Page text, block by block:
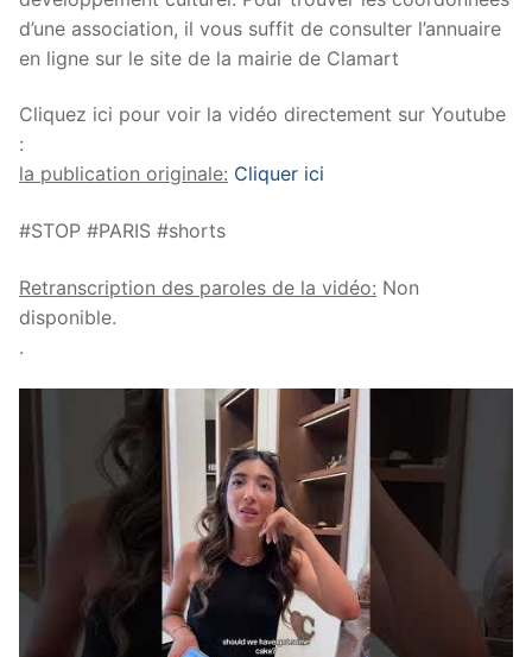
d’une association, il vous suffit de consulter l’annuaire
en ligne sur le site de la mairie de Clamart
Cliquez ici pour voir la vidéo directement sur Youtube
:
la publication originale: Cliquer ici
#STOP #PARIS #shorts
Retranscription des paroles de la vidéo: Non
disponible.
.